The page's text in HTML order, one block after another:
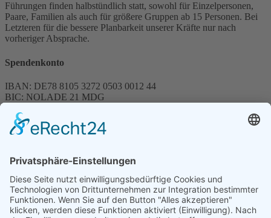
Führungen finden halbstündlich statt, sowohl für Einzelpersonen,
Paare, Familien als auch für größere Gruppen ab 15 Personen. Bei
Letzteren für die bessere Planbarkeit unserer Kräfte nur nach
vorheriger Absprache.
Spendenkonto
IBAN: DE78 8105 3272 0503 0012 44
BIC: NOLADE 21 MDG
Spenden können steuerlich abgesetzt werden
Förderung
© 1987 – 2025